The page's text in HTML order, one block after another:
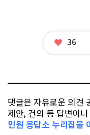
좋
36
댓글은 자유로운 의견
제안, 건의 등 답변이
민원 응답소 누리집을